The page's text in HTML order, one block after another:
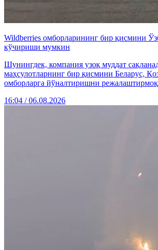
Wildberries омборларининг бир қисмини
кўчириши мумкин
Шунингдек, компания узоқ муддат
маҳсулотларнинг бир қисмини Беларус,
омборларга йўналтиришни
16:04 / 06.08.2026